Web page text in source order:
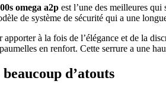
omega a2p est l’une des meilleures
de système de sécurité qui a une
à la fois de l’élégance et de la
en renfort. Cette serrure a une
d’atouts